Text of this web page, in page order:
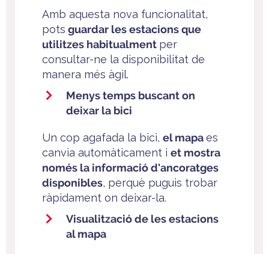
Amb aquesta nova funcionalitat,
pots guardar les estacions que
utilitzes habitualment per
consultar-ne la disponibilitat de
manera més àgil.
Menys temps buscant on
deixar la bici
Un cop agafada la bici, el mapaes
canvia automàticament i et mostra
només la informació d'ancoratges
disponibles, perquè puguis trobar
ràpidament on deixar-la.
Visualització de les estacions
al mapa